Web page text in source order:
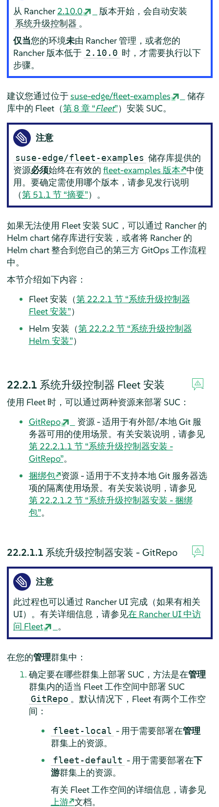
从 Rancher 2.10.0 版本开始，会自动安装
系统升级控制器 。
仅当您的环境未由 Rancher 管理，或者您的
Rancher 版本低于 2.10.0 时，才需要执行以下
步骤。
建议您通过位于suse-edge/fleet-examples
储存
库中的 Fleet（第 8 章 “Fleet”）安装 SUC。
注意
suse-edge/fleet-examples 储存库提供的
资源必须始终在有效的fleet-examples 版本
中使
用。要确定需使用哪个版本，请参见发行说明
（第 51.1 节 “摘要”）。
如果无法使用 Fleet 安装 SUC，可以通过 Rancher 的
Helm chart 储存库进行安装，或者将 Rancher 的
Helm chart 整合到您自己的第三方 GitOps 工作流程
中。
本节介绍如下内容：
Fleet 安装（第 22.2.1 节 “系统升级控制器
Fleet 安装”）
Helm 安装（第 22.2.2 节 “系统升级控制器
Helm 安装”）
22.2.1 系统升级控制器 Fleet 安装
使用 Fleet 时，可以通过两种资源来部署 SUC：
GitRepo
资源 - 适用于有外部/本地 Git 服
务器可用的使用场景。有关安装说明，请参见
第 22.2.1.1 节 “系统升级控制器安装 -
GitRepo”。
捆绑包 资源 - 适用于不支持本地 Git 服务器选
项的隔离使用场景。有关安装说明，请参见
第 22.2.1.2 节 “系统升级控制器安装 - 捆绑
包”。
22.2.1.1 系统升级控制器安装 - GitRepo
注意
此过程也可以通过 Rancher UI 完成（如果有相关
UI）。有关详细信息，请参见在 Rancher UI 中访
问 Fleet
。
在您的管理群集中：
确定要在哪些群集上部署 SUC，方法是在管理
群集内的适当 Fleet 工作空间中部署 SUC
GitRepo 。默认情况下，Fleet 有两个工作空
间：
fleet-local - 用于需要部署在管理
群集上的资源。
fleet-default - 用于需要部署在下
游群集上的资源。
有关 Fleet 工作空间的详细信息，请参见
上游 文档。